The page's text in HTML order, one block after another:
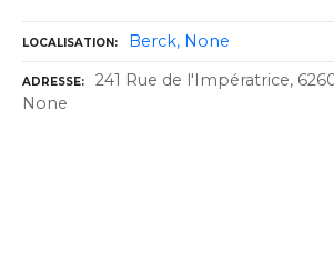
LOCALISATION Berck None
ADRESSE
241 Rue de l'Impératrice,
None